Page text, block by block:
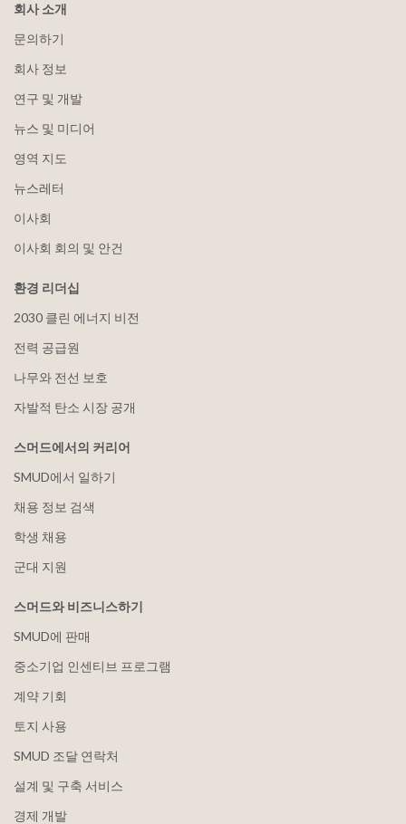
회사 소개
문의하기
회사 정보
연구 및 개발
뉴스 및 미디어
영역 지도
뉴스레터
이사회
이사회 회의 및 안건
환경 리더십
2030 클린 에너지 비전
전력 공급원
나무와 전선 보호
자발적 탄소 시장 공개
스머드에서의 커리어
SMUD에서 일하기
채용 정보 검색
학생 채용
군대 지원
스머드와 비즈니스하기
SMUD에 판매
중소기업 인센티브 프로그램
계약 기회
토지 사용
SMUD 조달 연락처
설계 및 구축 서비스
경제 개발